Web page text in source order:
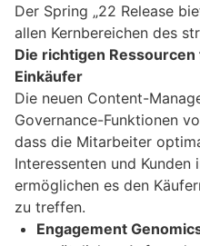
Der Spring „22 Release
allen Kernbereichen des
Die richtigen
Einkäufer
Die neuen Content-
Governance-Funktionen
dass die Mitarbeiter
Interessenten und
ermöglichen es den
zu treffen.
Engagement